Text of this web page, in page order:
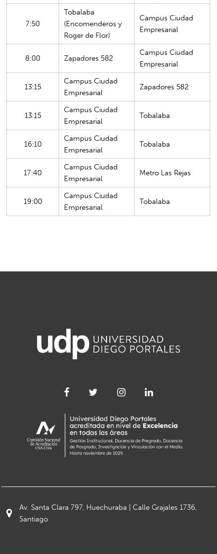
7:50
Tobalaba
(Encomenderos y
Roger de Flor)
Campus Ciudad
Empresarial
8:00 Zapadores 582
Campus Ciudad
Empresarial
13:15
Campus Ciudad
Empresarial
Zapadores 582
13:15
Campus Ciudad
Empresarial
Tobalaba
16:10
Campus Ciudad
Empresarial
Tobalaba
17:40
Campus Ciudad
Empresarial
Metro Las Rejas
19:00
Campus Ciudad
Empresarial
Tobalaba
Av. Santa Clara 797, Huechuraba | Calle Grajales 1736,
Santiago